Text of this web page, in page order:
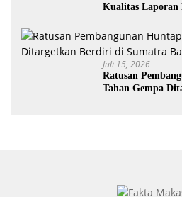
Kualitas Laporan
Juli 15, 2026
Ratusan
Tahan Gempa